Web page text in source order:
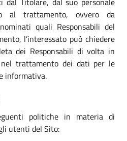
al trattamento, ovvero da
quali Responsabili del
l’interessato può chiedere
dei Responsabili di volta in
trattamento dei dati per le
informativa.
politiche in materia di
utenti del Sito: